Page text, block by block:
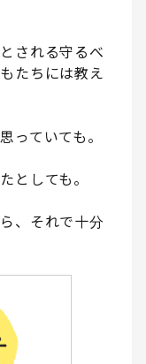
される守るべ
たちには教え
っていても。
としても。
、それで十分